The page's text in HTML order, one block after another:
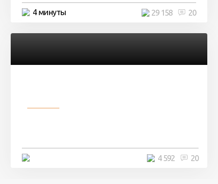
4 минуты 20
29 158
20
4 592